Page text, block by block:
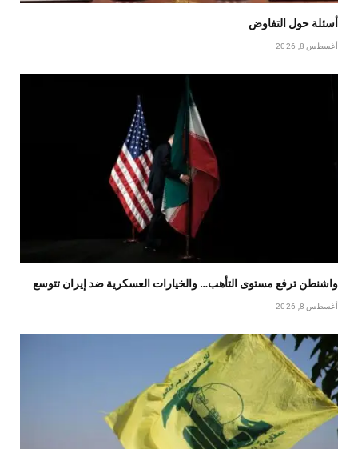
أسئلة حول التفاوض
أغسطس 8, 2026
واشنطن ترفع مستوى التأهب… والخيارات العسكرية ضد إيران تتوسع
أغسطس 8, 2026